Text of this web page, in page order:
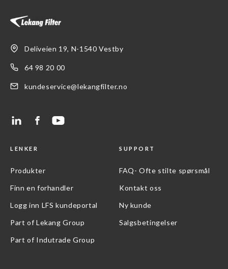
Deliveien 19, N-1540 Vestby
64 98 20 00
kundeservice@lekangfilter.no
LENKER
Produkter
Finn en forhandler
Logg inn LFS kundeportal
Part of Lekang Group
Part of Indutrade Group
SUPPORT
FAQ- Ofte stilte spørsmål
Kontakt oss
Ny kunde
Salgsbetingelser